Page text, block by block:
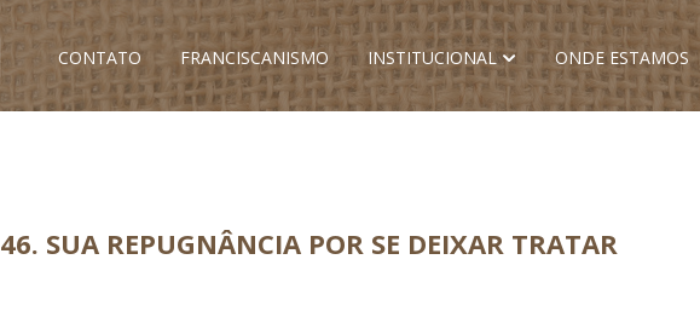
CONTATO FRANCISCANISMO INSTITUCIONAL ONDE ESTAMOS
46. SUA REPUGNÂNCIA POR SE DEIXAR TRATAR